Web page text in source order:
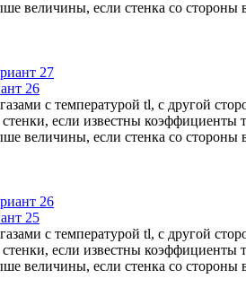
величины, если стенка со
26
с температурой tl, с другой
если известны коэффициенты
величины, если стенка со
25
с температурой tl, с другой
если известны коэффициенты
величины, если стенка со